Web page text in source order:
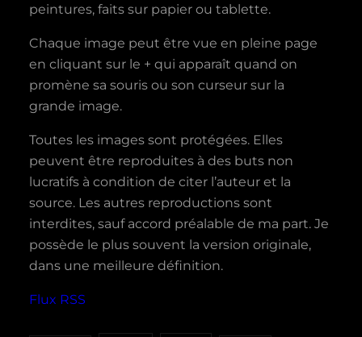
peintures, faits sur papier ou tablette.
Chaque image peut être vue en pleine page
en cliquant sur le + qui apparaît quand on
promène sa souris ou son curseur sur la
grande image.
Toutes les images sont protégées. Elles
peuvent être reproduites à des buts non
lucratifs à condition de citer l’auteur et la
source. Les autres reproductions sont
interdites, sauf accord préalable de ma part. Je
possède le plus souvent la version originale,
dans une meilleure définition.
Flux RSS